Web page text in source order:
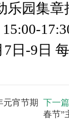
乐园集章
日-9日
元宵节期
下一
春节”